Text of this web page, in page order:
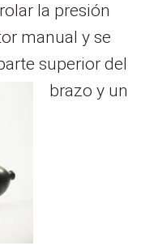
la presión
manual y se
superior del
brazo y un